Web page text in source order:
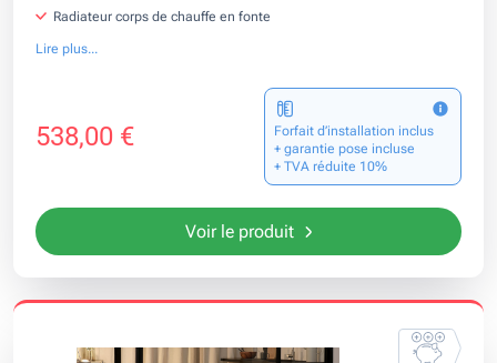
Radiateur corps de chauffe en fonte
Lire plus...
538,00 €
Forfait d’installation inclus
+ garantie pose incluse
+ TVA réduite 10%
Voir le produit